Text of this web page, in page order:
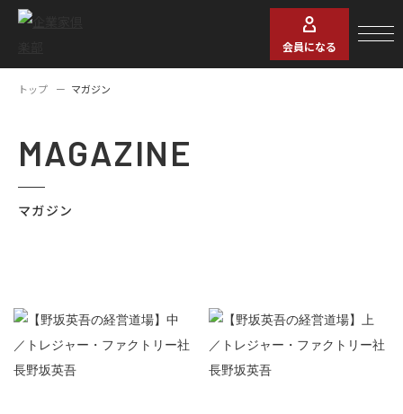
会員になる
トップ マガジン
MAGAZINE
マガジン